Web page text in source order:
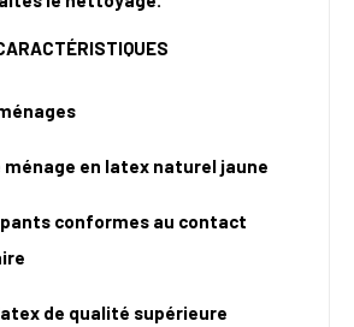
ménage en latex naturel jaune
conformes au contact
de qualité supérieure